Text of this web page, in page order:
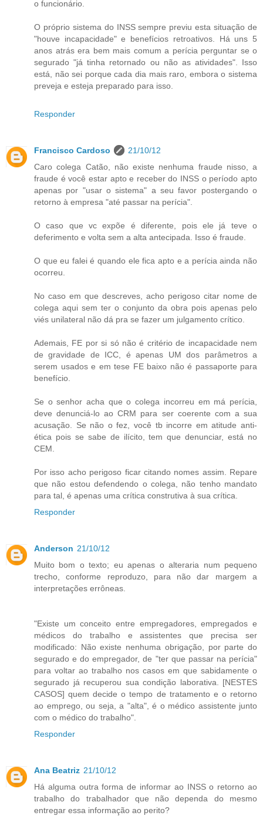
o funcionário.
O próprio sistema do INSS sempre previu esta situação de
"houve incapacidade" e benefícios retroativos. Há uns 5
anos atrás era bem mais comum a perícia perguntar se o
segurado "já tinha retornado ou não as atividades". Isso
está, não sei porque cada dia mais raro, embora o sistema
preveja e esteja preparado para isso.
Responder
Francisco Cardoso
21/10/12
Caro colega Catão, não existe nenhuma fraude nisso, a
fraude é você estar apto e receber do INSS o período apto
apenas por "usar o sistema" a seu favor postergando o
retorno à empresa "até passar na perícia".
O caso que vc expõe é diferente, pois ele já teve o
deferimento e volta sem a alta antecipada. Isso é fraude.
O que eu falei é quando ele fica apto e a perícia ainda não
ocorreu.
No caso em que descreves, acho perigoso citar nome de
colega aqui sem ter o conjunto da obra pois apenas pelo
viés unilateral não dá pra se fazer um julgamento crítico.
Ademais, FE por si só não é critério de incapacidade nem
de gravidade de ICC, é apenas UM dos parâmetros a
serem usados e em tese FE baixo não é passaporte para
benefício.
Se o senhor acha que o colega incorreu em má perícia,
deve denunciá-lo ao CRM para ser coerente com a sua
acusação. Se não o fez, você tb incorre em atitude anti-
ética pois se sabe de ilícito, tem que denunciar, está no
CEM.
Por isso acho perigoso ficar citando nomes assim. Repare
que não estou defendendo o colega, não tenho mandato
para tal, é apenas uma crítica construtiva à sua crítica.
Responder
Anderson 21/10/12
Muito bom o texto; eu apenas o alteraria num pequeno
trecho, conforme reproduzo, para não dar margem a
interpretações errôneas.
"Existe um conceito entre empregadores, empregados e
médicos do trabalho e assistentes que precisa ser
modificado: Não existe nenhuma obrigação, por parte do
segurado e do empregador, de "ter que passar na perícia"
para voltar ao trabalho nos casos em que sabidamente o
segurado já recuperou sua condição laborativa. [NESTES
CASOS] quem decide o tempo de tratamento e o retorno
ao emprego, ou seja, a "alta", é o médico assistente junto
com o médico do trabalho".
Responder
Ana Beatriz 21/10/12
Há alguma outra forma de informar ao INSS o retorno ao
trabalho do trabalhador que não dependa do mesmo
entregar essa informação ao perito?